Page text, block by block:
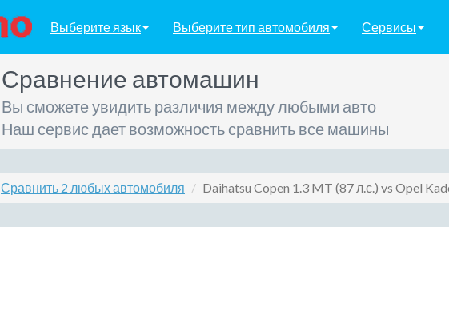
Выберите язык Выберите тип автомобиля Сервисы
Сравнение автомашин
Вы сможете увидить различия между любыми авто
Наш сервис дает возможность сравнить все машины
Сравнить 2 любых автомобиля Daihatsu Copen 1.3 MT (87 л.с.) vs Opel